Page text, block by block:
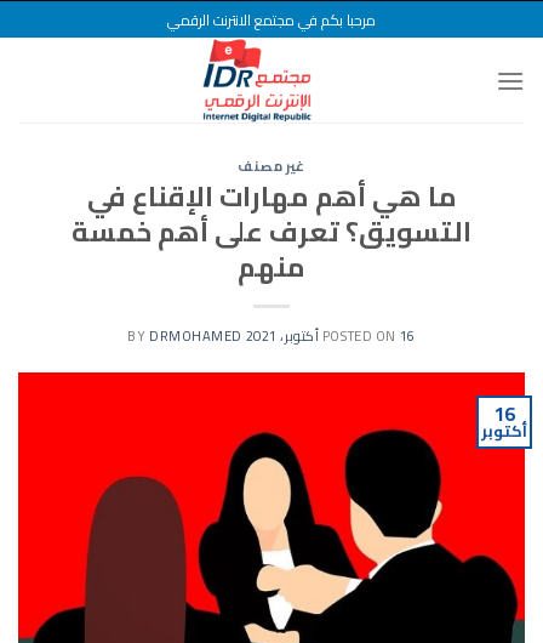
to
content
مرحبا بكم في مجتمع الانترنت الرقمي
غير مصنف
ما هي أهم مهارات الإقناع في
التسويق؟ تعرف على أهم خمسة
منهم
POSTED ON 16 أكتوبر، 2021 DRMOHAMED
16
أكتوبر